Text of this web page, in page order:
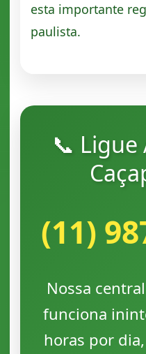
esta importante
paulista.
📞
(11)
Nossa
funciona
horas por